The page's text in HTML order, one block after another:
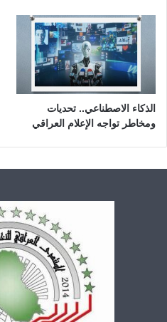
الذكاء الاصطناعي.. تحديات
ومخاطر تواجه الإعلام العراقي